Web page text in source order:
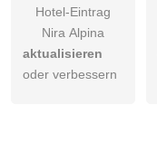
Hotel-Eintrag
Nira Alpina
aktualisieren
oder verbessern